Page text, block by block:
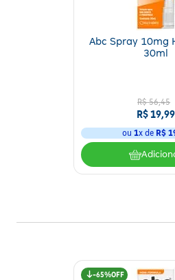
Abc Spray 10mg
30ml
R$ 56,45
R$19,99
ou 1x de R$
65%